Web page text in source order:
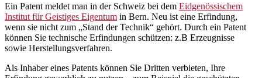
Ein Patent meldet man in der Schweiz bei dem Eidgenössischem
Institut für Geistiges Eigentum in Bern. Neu ist eine Erfindung,
wenn sie nicht zum „Stand der Technik“ gehört. Durch ein Patent
können Sie technische Erfindungen schützen: z.B Erzeugnisse
sowie Herstellungsverfahren.
Als Inhaber eines Patents können Sie Dritten verbieten, Ihre